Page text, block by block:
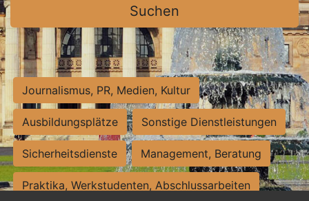
Suchen
Journalismus, PR, Medien, Kultur
Ausbildungsplätze Sonstige Dienstleistungen
Sicherheitsdienste Management, Beratung
Praktika, Werkstudenten, Abschlussarbeiten